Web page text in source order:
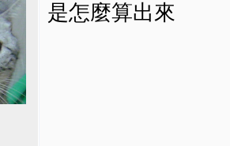
是怎麼算出來